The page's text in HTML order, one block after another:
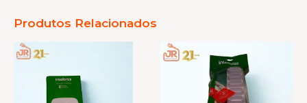
Produtos Relacionados